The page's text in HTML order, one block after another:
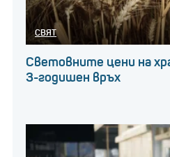
СВЯТ
Световните цени на
3-годишен връх